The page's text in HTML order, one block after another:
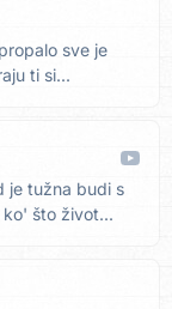
sve je
ti si...
je tužna budi s
ko' što život...